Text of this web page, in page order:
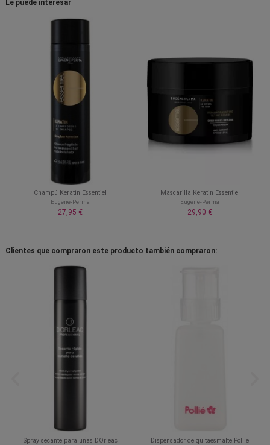
Le puede interesar
Champú Keratin Essentiel
Eugene-Perma
27,95 €
Mascarilla Keratin Essentiel
Eugene-Perma
29,90 €
Clientes que compraron este producto también compraron:
Spray secante para uñas DOrleac Dispensador de quitaesmalte Pollie